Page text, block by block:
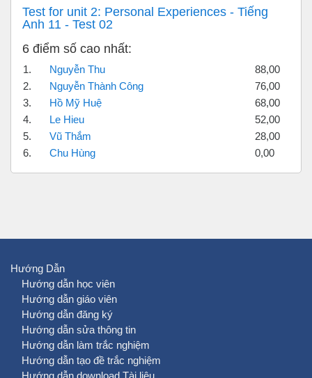
Test for unit 2: Personal Experiences - Tiếng
Anh 11 - Test 02
6 điểm số cao nhất:
1. Nguyễn Thu
88,00
2.
Nguyễn Thành Công
76,00
3.
Hồ Mỹ Huệ
68,00
4.
Le Hieu
52,00
5.
Vũ Thắm
28,00
6.
Chu Hùng 0,00
Hướng Dẫn
Hướng dẫn học viên
Hướng dẫn giáo viên
Hướng dẫn đăng ký
Hướng dẫn sửa thông tin
Hướng dẫn làm trắc nghiệm
Hướng dẫn tạo đề trắc nghiệm
Hướng dẫn download Tài liệu